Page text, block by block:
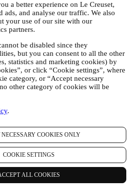
a better experience on Le Creuset,
ads, and analyse our traffic. We also
your use of our site with our
partners.
be disabled since they
but you can consent to all the other
statistics and marketing cookies) by
or click “Cookie settings”, where
category, or “Accept necessary
other category of cookies will be
.
NECESSARY COOKIES ONLY
COOKIE SETTINGS
ALL COOKIES
świadczenia im lepszych usług, np.
zapisywania wielu adresów
i śledzenia zamówień. Tego rodzaju
na świadczeniu tej usługi na
ZAMÓWIEŃ I DOSTAWY
USŁUG I
UŻYTKOWNIKOWI
dane użytkownika do zarządzania
zakupem produktów w Witrynie
korzystania z Witryny internetowej,
użytkownika w konkursach. Możemy
związanych ze stosunkiem
kontroli bezpieczeństwa pod
bezpieczeństwa, ochrony,
obsługi i analizy statystycznej itp.
zmuszeni skontaktować się z
administracyjnych albo